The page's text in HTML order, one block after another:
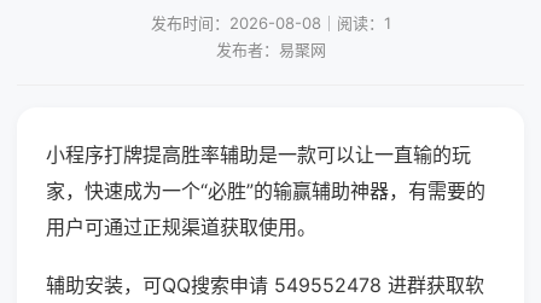
发布时间：2026-08-08｜阅读：1
发布者：易聚网
小程序打牌提高胜率辅助是一款可以让一直输的玩
家，快速成为一个“必胜”的输赢辅助神器，有需要的
用户可通过正规渠道获取使用。
辅助安装，可QQ搜索申请 549552478 进群获取软